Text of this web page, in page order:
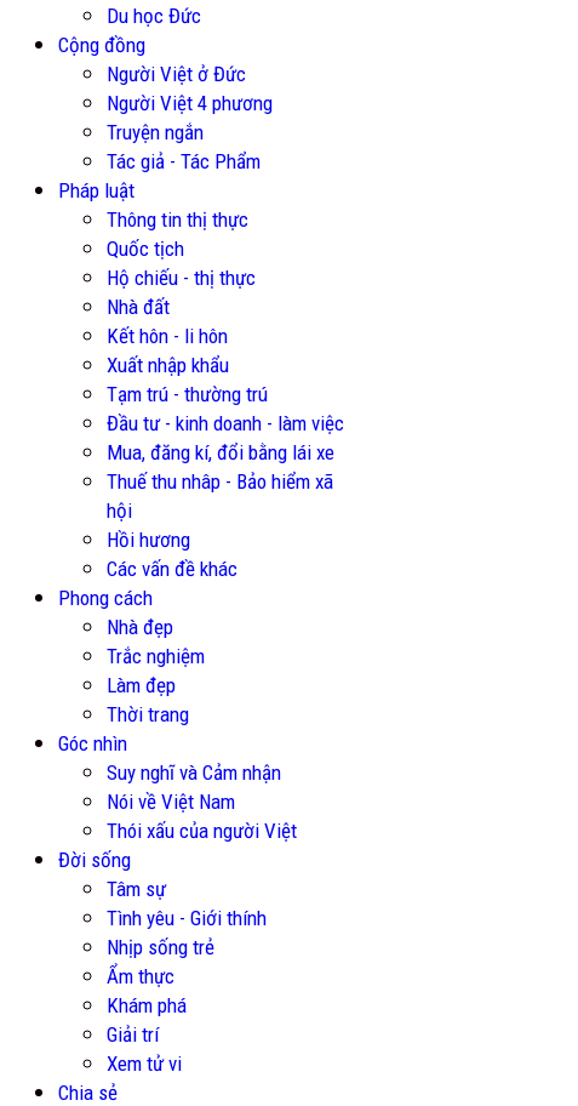
Du học Đức
Cộng đồng
Người Việt ở Đức
Người Việt 4 phương
Truyện ngắn
Tác giả - Tác Phẩm
Pháp luật
Thông tin thị thực
Quốc tịch
Hộ chiếu - thị thực
Nhà đất
Kết hôn - li hôn
Xuất nhập khẩu
Tạm trú - thường trú
Đầu tư - kinh doanh - làm việc
Mua, đăng kí, đổi bằng lái xe
Thuế thu nhâp - Bảo hiểm xã
hội
Hồi hương
Các vấn đề khác
Phong cách
Nhà đẹp
Trắc nghiệm
Làm đẹp
Thời trang
Góc nhìn
Suy nghĩ và Cảm nhận
Nói về Việt Nam
Thói xấu của người Việt
Đời sống
Tâm sự
Tình yêu - Giới thính
Nhịp sống trẻ
Ẩm thực
Khám phá
Giải trí
Xem tử vi
Chia sẻ